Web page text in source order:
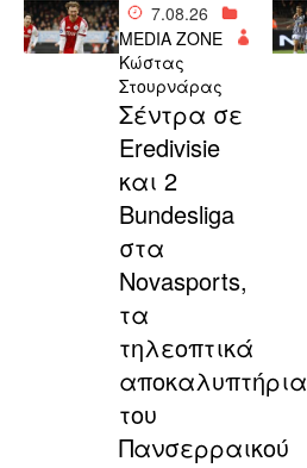
7.08.26
MEDIA ZONE
Κώστας
Στουρνάρας
Σέντρα σε
Eredivisie
και 2
Bundesliga
στα
Novasports,
τα
τηλεοπτικά
αποκαλυπτήρια
του
Πανσερραικού